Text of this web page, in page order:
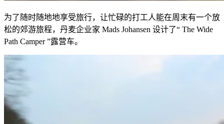
为了随时随地地享受旅行，让忙碌的打工人能在周末有一个放
松的郊游旅程，丹麦企业家 Mads Johansen 设计了“ The Wide
Path Camper”露营车。